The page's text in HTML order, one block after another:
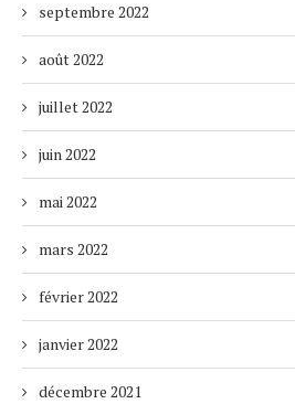
septembre 2022
août 2022
juillet 2022
juin 2022
mai 2022
mars 2022
février 2022
janvier 2022
décembre 2021